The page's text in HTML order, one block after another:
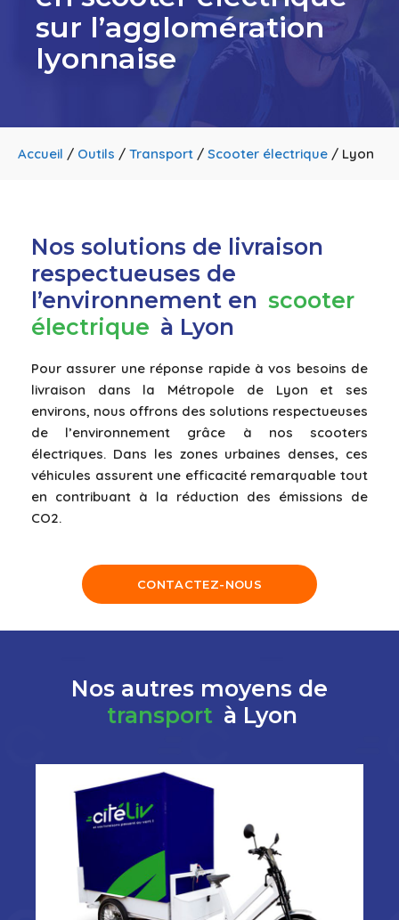
sur l’agglomération
lyonnaise
Accueil / Outils / Transport / Scooter électrique / Lyon
Nos solutions de livraison
respectueuses de
l’environnement en scooter
électrique à Lyon
Pour assurer une réponse rapide à vos besoins de
livraison dans la Métropole de Lyon et ses
environs, nous offrons des solutions respectueuses
de l’environnement grâce à nos scooters
électriques. Dans les zones urbaines denses, ces
véhicules assurent une efficacité remarquable tout
en contribuant à la réduction des émissions de
CO2.
CONTACTEZ-NOUS
Nos autres moyens de
transport à Lyon